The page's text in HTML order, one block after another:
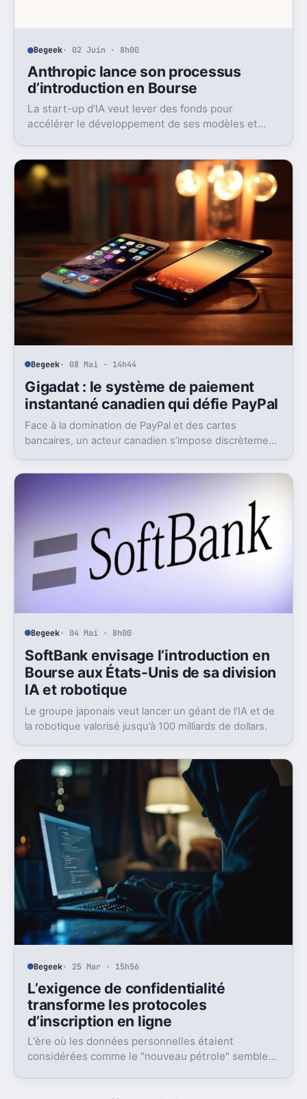
Begeek· 02 Juin · 8h00
Anthropic lance son processus
d’introduction en Bourse
La start-up d’IA veut lever des fonds pour
accélérer le développement de ses modèles et
Begeek· 08 Mai · 14h44
Gigadat : le système de paiement
instantané canadien qui défie PayPal
Face à la domination de PayPal et des cartes
bancaires, un acteur canadien s’impose discrètement,
Begeek· 04 Mai · 8h00
SoftBank envisage l’introduction en
Bourse aux États-Unis de sa division
IA et robotique
Le groupe japonais veut lancer un géant de l’IA et de
la robotique valorisé jusqu’à 100 milliards de dollars.
Begeek· 25 Mar · 15h56
L’exigence de confidentialité
transforme les protocoles
d’inscription en ligne
L'ère où les données personnelles étaient
considérées comme le "nouveau pétrole" semble